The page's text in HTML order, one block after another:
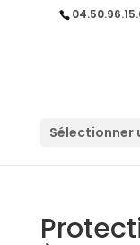
Sélectionner